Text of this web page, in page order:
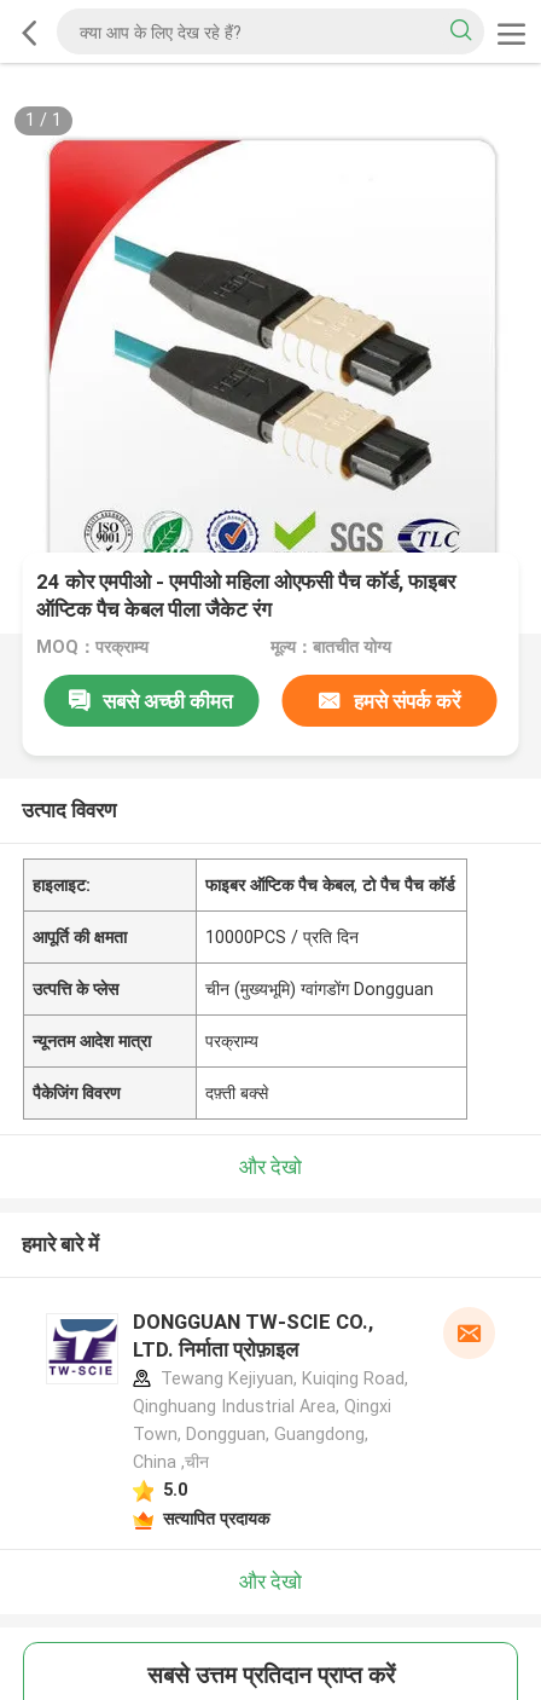
1 / 1
24 कोर एमपीओ - ​​एमपीओ महिला ओएफसी पैच कॉर्ड, फाइबर
ऑप्टिक पैच केबल पीला जैकेट रंग
MOQ：परक्राम्य मूल्य：बातचीत योग्य
सबसे अच्छी कीमत हमसे संपर्क करें
उत्पाद विवरण
हाइलाइट: फाइबर ऑप्टिक पैच केबल,टो पैच पैच कॉर्ड
आपूर्ति की क्षमता 10000PCS / प्रति दिन
उत्पत्ति के प्लेस चीन (मुख्यभूमि) ग्वांगडोंग Dongguan
न्यूनतम आदेश मात्रा परक्राम्य
पैकेजिंग विवरण दफ़्ती बक्से
और देखो
हमारे बारे में
DONGGUAN TW-SCIE CO.,
LTD. निर्माता प्रोफ़ाइल
Tewang Kejiyuan, Kuiqing Road,
Qinghuang Industrial Area, Qingxi
Town, Dongguan, Guangdong,
China ,चीन
5.0
सत्यापित प्रदायक
और देखो
सबसे उत्तम प्रतिदान प्राप्त करें